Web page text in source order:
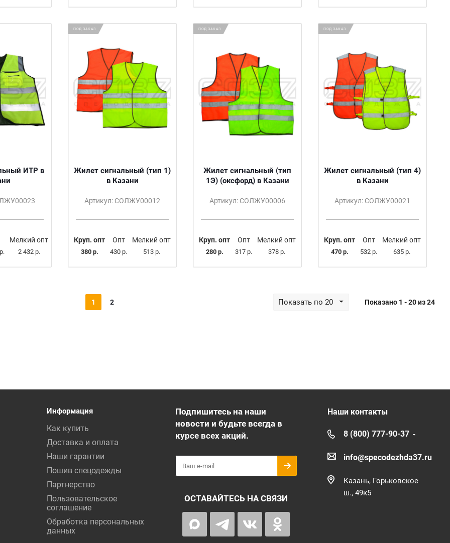
ИТР в
Мелкий опт
2 432 р.
ПОД ЗАКАЗ
Жилет сигнальный (тип 1)
в Казани
Артикул: СОЛЖУ00012
Круп. опт
380 р.
Опт
430 р.
Мелкий опт
513 р.
ПОД ЗАКАЗ
Жилет сигнальный (тип
1Э) (оксфорд) в Казани
Артикул: СОЛЖУ00006
Круп. опт
280 р.
Опт
317 р.
Мелкий опт
378 р.
ПОД ЗАКАЗ
Жилет сигнальный (тип 4)
в Казани
Артикул: СОЛЖУ00021
Круп. опт
470 р.
Опт
532 р.
Мелкий опт
635 р.
1 2 Показать по 20 Показано 1 - 20 из 24
Информация
Как купить
Доставка и оплата
Наши гарантии
Пошив спецодежды
Партнерство
Пользовательское
соглашение
Обработка персональных
данных
Подпишитесь на наши
новости и будьте всегда в
курсе всех акций.
ОСТАВАЙТЕСЬ НА СВЯЗИ
Наши контакты
8 (800) 777-90-37
info@specodezhda37.ru
Казань, Горьковское
ш., 49к5